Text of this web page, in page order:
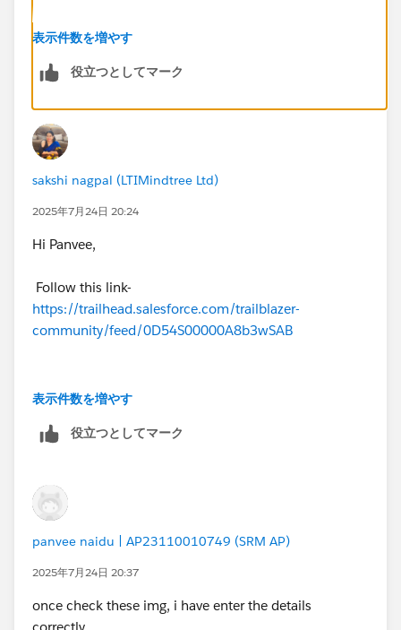
If your issue is resolved, can you please mark the
the resolution that helped you in resolving this issue?
Thank You!
++TrailheadHelpFollowUp
表示件数を増やす
役立つとしてマーク
sakshi nagpal (LTIMindtree Ltd)
2025年7月24日 20:24
Hi Panvee,
Follow this link-
https://trailhead.salesforce.com/trailblazer-
community/feed/0D54S00000A8b3wSAB
You should be able to pass
表示件数を増やす
役立つとしてマーク
panvee naidu | AP23110010749 (SRM AP)
2025年7月24日 20:37
once check these img, i have enter the details